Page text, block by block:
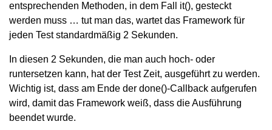
entsprechenden Methoden, in dem Fall it(), gesteckt
werden muss … tut man das, wartet das Framework für
jeden Test standardmäßig 2 Sekunden.
In diesen 2 Sekunden, die man auch hoch- oder
runtersetzen kann, hat der Test Zeit, ausgeführt zu werden.
Wichtig ist, dass am Ende der done()-Callback aufgerufen
wird, damit das Framework weiß, dass die Ausführung
beendet wurde.